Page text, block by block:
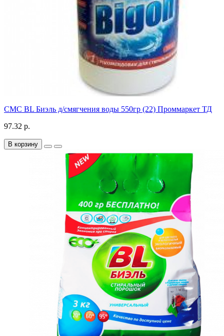
СМС BL Биэль д/смягчения воды 550гр (22) Проммаркет ТД
97.32 р.
В корзину